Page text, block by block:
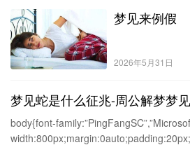
梦见来例假
2026年5月31日
梦见蛇是什么征兆-周公解梦梦
body{font-